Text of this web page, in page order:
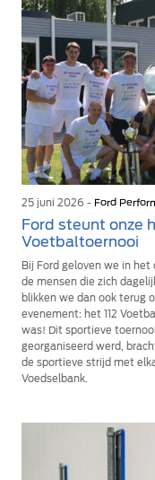
25 juni 2026 - Ford
Ford steunt onze
Voetbaltoernooi
Bij Ford geloven we in
de mensen die zich
blikken we dan ook terug
evenement: het 112
was! Dit sportieve
georganiseerd werd,
de sportieve strijd met
Voedselbank.